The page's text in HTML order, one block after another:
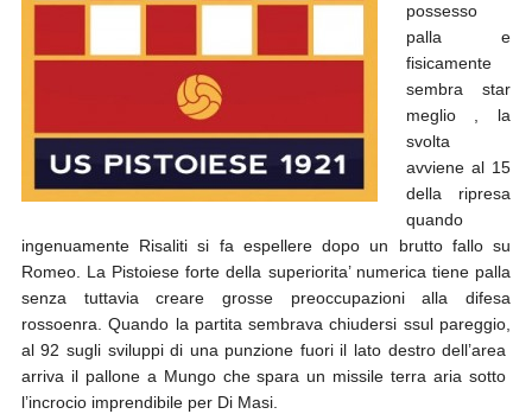
possesso
palla e
fisicamente
sembra star
meglio , la
svolta
avviene al 15
della ripresa
quando
ingenuamente Risaliti si fa espellere dopo un brutto fallo su
Romeo. La Pistoiese forte della superiorita’ numerica tiene palla
senza tuttavia creare grosse preoccupazioni alla difesa
rossoenra. Quando la partita sembrava chiudersi ssul pareggio,
al 92 sugli sviluppi di una punzione fuori il lato destro dell’area
arriva il pallone a Mungo che spara un missile terra aria sotto
l’incrocio imprendibile per Di Masi.